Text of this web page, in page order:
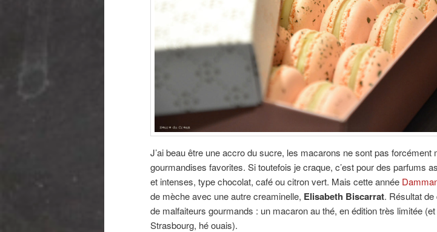
J’ai beau être une accro du sucre, les macarons ne sont pas forcément
gourmandises favorites. Si toutefois je craque, c’est pour des parfums
et intenses, type chocolat, café ou citron vert. Mais cette année
de mèche avec une autre creaminelle, Elisabeth Biscarrat. Résultat
de malfaiteurs gourmands : un macaron au thé, en édition très limitée
Strasbourg, hé ouais).